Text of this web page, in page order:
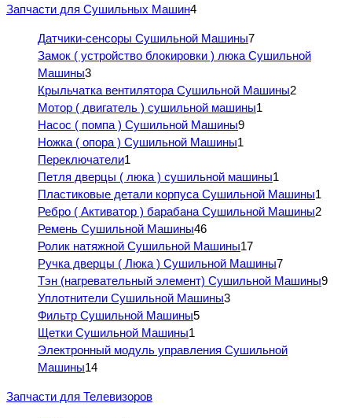
Запчасти для Сушильных Машин4
Датчики-сенсоры Сушильной Машины7
Замок ( устройство блокировки ) люка Сушильной
Машины3
Крыльчатка вентилятора Сушильной Машины2
Мотор ( двигатель ) сушильной машины1
Насос ( помпа ) Сушильной Машины9
Ножка ( опора ) Сушильной Машины1
Переключатели1
Петля дверцы ( люка ) сушильной машины1
Пластиковые детали корпуса Сушильной Машины1
Ребро ( Активатор ) барабана Сушильной Машины2
Ремень Сушильной Машины46
Ролик натяжной Сушильной Машины17
Ручка дверцы ( Люка ) Сушильной Машины7
Тэн (нагревательный элемент) Сушильной Машины9
Уплотнители Сушильной Машины3
Фильтр Сушильной Машины5
Щетки Сушильной Машины1
Электронный модуль управления Сушильной
Машины14
Запчасти для Телевизоров